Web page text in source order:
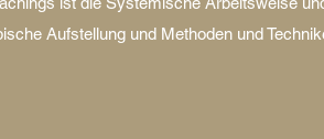
Aufstellung und Methoden und